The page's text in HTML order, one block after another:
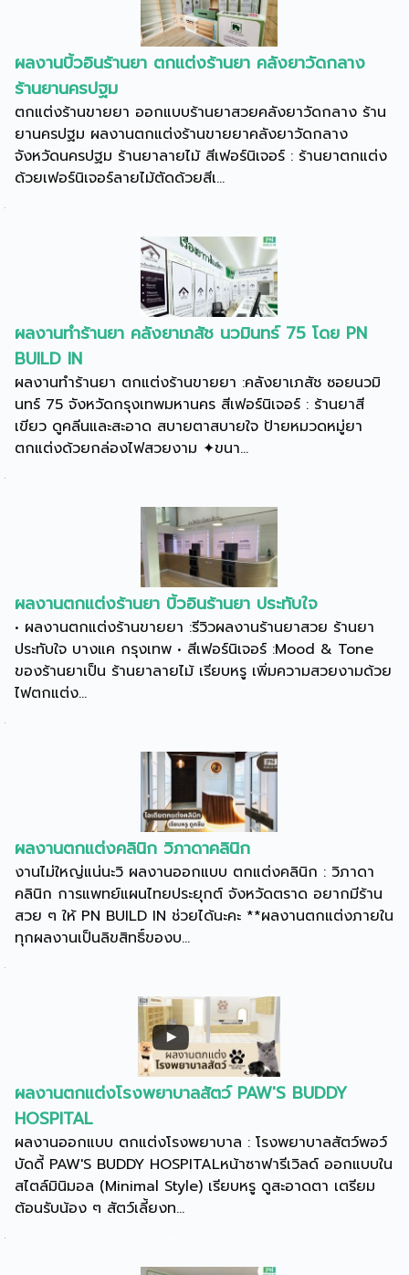
ผลงานบิ้วอินร้านยา ตกแต่งร้านยา คลังยาวัดกลาง
ร้านยานครปฐม
ตกแต่งร้านขายยา ออกแบบร้านยาสวยคลังยาวัดกลาง ร้าน
ยานครปฐม ผลงานตกแต่งร้านขายยาคลังยาวัดกลาง
จังหวัดนครปฐม ร้านยาลายไม้ สีเฟอร์นิเจอร์ : ร้านยาตกแต่ง
ด้วยเฟอร์นิเจอร์ลายไม้ตัดด้วยสีเ...
ผลงานทำร้านยา คลังยาเภสัช นวมินทร์ 75 โดย PN
BUILD IN
ผลงานทำร้านยา ตกแต่งร้านขายยา :คลังยาเภสัช ซอยนวมิ
นทร์ 75 จังหวัดกรุงเทพมหานคร สีเฟอร์นิเจอร์ : ร้านยาสี
เขียว ดูคลีนและสะอาด สบายตาสบายใจ ป้ายหมวดหมู่ยา
ตกแต่งด้วยกล่องไฟสวยงาม ✦ขนา...
ผลงานตกแต่งร้านยา บิ้วอินร้านยา ประทับใจ
• ผลงานตกแต่งร้านขายยา :รีวิวผลงานร้านยาสวย ร้านยา
ประทับใจ บางแค กรุงเทพ • สีเฟอร์นิเจอร์ :Mood & Tone
ของร้านยาเป็น ร้านยาลายไม้ เรียบหรู เพิ่มความสวยงามด้วย
ไฟตกแต่ง...
ผลงานตกแต่งคลินิก วิภาดาคลินิก
งานไม่ใหญ่แน่นะวิ ผลงานออกแบบ ตกแต่งคลินิก : วิภาดา
คลินิก การแพทย์แผนไทยประยุกต์ จังหวัดตราด อยากมีร้าน
สวย ๆ ให้ PN BUILD IN ช่วยได้นะคะ **ผลงานตกแต่งภายใน
ทุกผลงานเป็นลิขสิทธิ์ของบ...
ผลงานตกแต่งโรงพยาบาลสัตว์ PAW'S BUDDY
HOSPITAL
ผลงานออกแบบ ตกแต่งโรงพยาบาล : โรงพยาบาลสัตว์พอว์
บัดดี้ PAW'S BUDDY HOSPITALหน้าซาฟารีเวิลด์ ออกแบบใน
สไตล์มินิมอล (Minimal Style) เรียบหรู ดูสะอาดตา เตรียม
ต้อนรับน้อง ๆ สัตว์เลี้ยงท...